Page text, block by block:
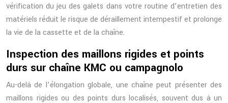
vérification du jeu des galets dans votre routine d’entretien des
matériels réduit le risque de déraillement intempestif et prolonge
la vie de la cassette et de la chaîne.
Inspection des maillons rigides et points
durs sur chaîne KMC ou campagnolo
Au-delà de l’élongation globale, une chaîne peut présenter des
maillons rigides ou des points durs localisés, souvent dus à un